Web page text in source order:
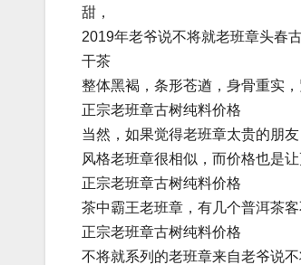
甜，
2019年老爷说不将就老班章头春
干茶
整体黑褐，条形苍遒，身骨重实
正宗老班章古树纯料价格
当然，如果觉得老班章太贵的朋
风格老班章很相似，而价格也是让
正宗老班章古树纯料价格
茶中霸王老班章，有几个普洱茶
正宗老班章古树纯料价格
不将就系列的老班章来自老爷说